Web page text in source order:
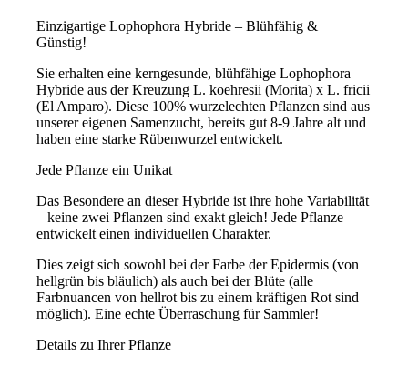
Einzigartige Lophophora Hybride – Blühfähig &
Günstig!
Sie erhalten eine kerngesunde, blühfähige Lophophora
Hybride aus der Kreuzung L. koehresii (Morita) x L. fricii
(El Amparo). Diese 100% wurzelechten Pflanzen sind aus
unserer eigenen Samenzucht, bereits gut 8-9 Jahre alt und
haben eine starke Rübenwurzel entwickelt.
Jede Pflanze ein Unikat
Das Besondere an dieser Hybride ist ihre hohe Variabilität
– keine zwei Pflanzen sind exakt gleich! Jede Pflanze
entwickelt einen individuellen Charakter.
Dies zeigt sich sowohl bei der Farbe der Epidermis (von
hellgrün bis bläulich) als auch bei der Blüte (alle
Farbnuancen von hellrot bis zu einem kräftigen Rot sind
möglich). Eine echte Überraschung für Sammler!
Details zu Ihrer Pflanze